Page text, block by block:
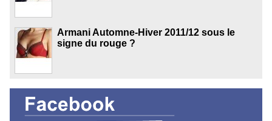
Armani Automne-Hiver 2011/12 sous le
signe du rouge ?